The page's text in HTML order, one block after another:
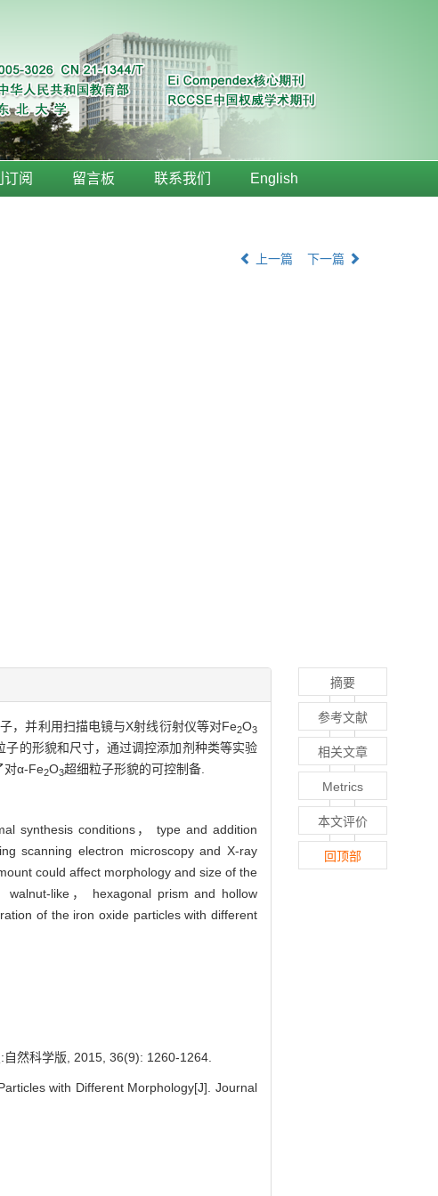
订阅 留言板 联系我们 English
上一篇 下一篇
，并利用扫描电镜与X射线衍射仪等对Fe2O3
子的形貌和尺寸，通过调控添加剂种类等实验
对α-Fe2O3超细粒子形貌的可控制备.
synthesis conditions， type and addition
scanning electron microscopy and X-ray
could affect morphology and size of the
like， hexagonal prism and hollow
of the iron oxide particles with different
然科学版, 2015, 36(9): 1260-1264.
with Different Morphology[J]. Journal
摘要
参考文献
相关文章
Metrics
本文评价
回顶部